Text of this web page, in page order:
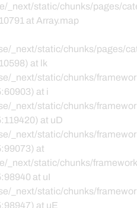
_next/static/chunks/pages/
at Array.map
_next/static/chunks/pages/
at lk
_next/static/chunks/
at i
_next/static/chunks/
at uD
_next/static/chunks/
at
_next/static/chunks/
at uI
_next/static/chunks/
at uE